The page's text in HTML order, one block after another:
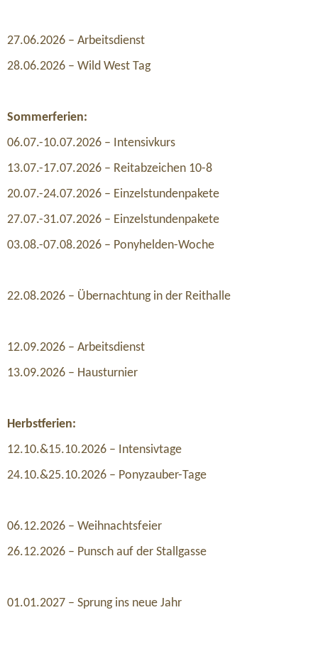
27.06.2026 – Arbeitsdienst
28.06.2026 – Wild West Tag
Sommerferien:
06.07.-10.07.2026 – Intensivkurs
13.07.-17.07.2026 – Reitabzeichen 10-8
20.07.-24.07.2026 – Einzelstundenpakete
27.07.-31.07.2026 – Einzelstundenpakete
03.08.-07.08.2026 – Ponyhelden-Woche
22.08.2026 – Übernachtung in der Reithalle
12.09.2026 – Arbeitsdienst
13.09.2026 – Hausturnier
Herbstferien:
12.10.&15.10.2026 – Intensivtage
24.10.&25.10.2026 – Ponyzauber-Tage
06.12.2026 – Weihnachtsfeier
26.12.2026 – Punsch auf der Stallgasse
01.01.2027 – Sprung ins neue Jahr